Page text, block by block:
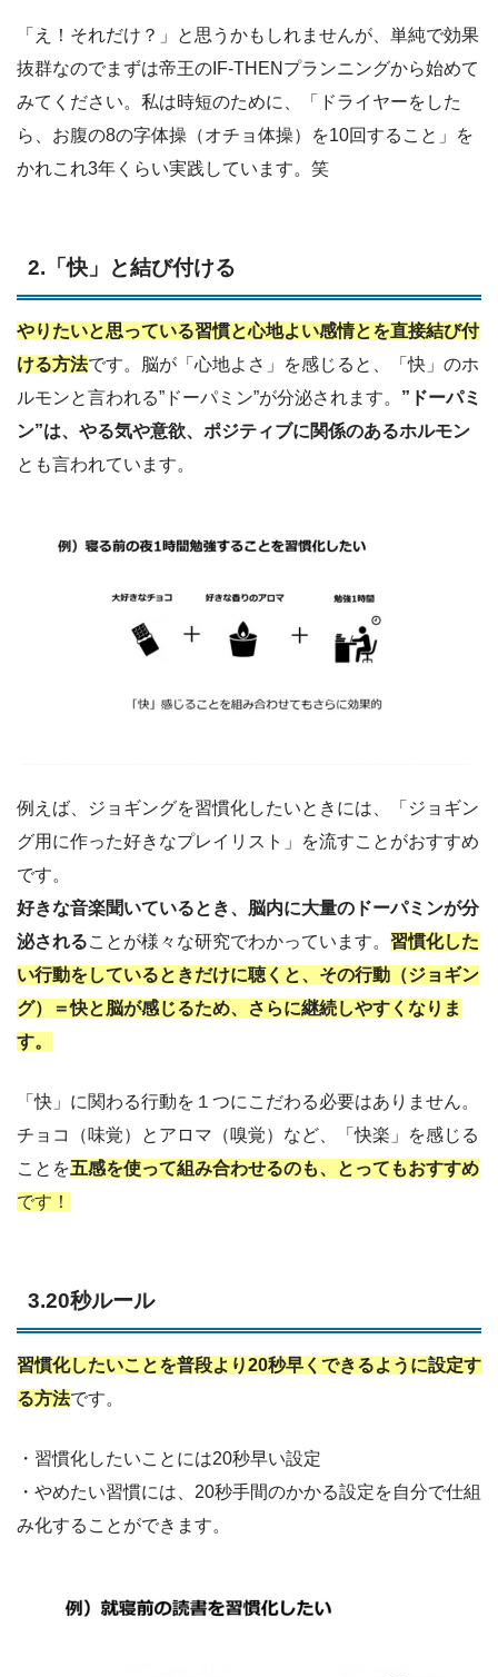
「え！それだけ？」と思うかもしれませんが、単純で効果
抜群なのでまずは帝王のIF-THENプランニングから始めて
みてください。私は時短のために、「ドライヤーをした
ら、お腹の8の字体操（オチョ体操）を10回すること」を
かれこれ3年くらい実践しています。笑
2.「快」と結び付ける
やりたいと思っている習慣と心地よい感情とを直接結び付
ける方法です。脳が「心地よさ」を感じると、「快」のホ
ルモンと言われる”ドーパミン”が分泌されます。 ”ドーパミ
ン”は、やる気や意欲、ポジティブに関係のあるホルモン
とも言われています。
例えば、ジョギングを習慣化したいときには、「ジョギン
グ用に作った好きなプレイリスト」を流すことがおすすめ
です。
好きな音楽聞いているとき、脳内に大量のドーパミンが分
泌されることが様々な研究でわかっています。 習慣化した
い行動をしているときだけに聴くと、その行動（ジョギン
グ）＝快と脳が感じるため、さらに継続しやすくなりま
す。
「快」に関わる行動を１つにこだわる必要はありません。
チョコ（味覚）とアロマ（嗅覚）など、「快楽」を感じる
ことを五感を使って組み合わせるのも、とってもおすすめ
です！
3.20秒ルール
習慣化したいことを普段より20秒早くできるように設定す
る方法です。
・習慣化したいことには20秒早い設定
・やめたい習慣には、20秒手間のかかる設定を自分で仕組
み化することができます。